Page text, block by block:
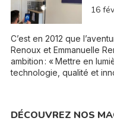
16
C’est en 2012 que
Renoux et Emmanuelle
ambition : « Mettre en
technologie, qualité et
DÉCOUVREZ NOS